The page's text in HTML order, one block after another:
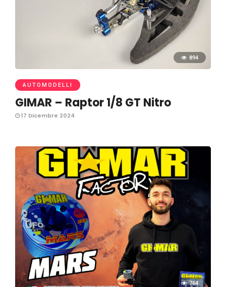
894
AUTOMODELLI
GIMAR – Raptor 1/8 GT Nitro
17 Dicembre 2024
764